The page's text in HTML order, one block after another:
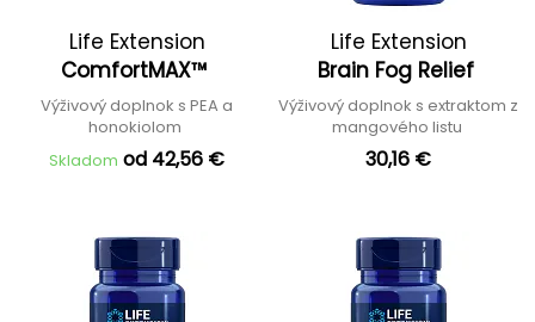
Life Extension
ComfortMAX™
Výživový doplnok s PEA a
honokiolom
Skladom od 42,56 €
Life Extension
Brain Fog Relief
Výživový doplnok s extraktom z
mangového listu
30,16 €